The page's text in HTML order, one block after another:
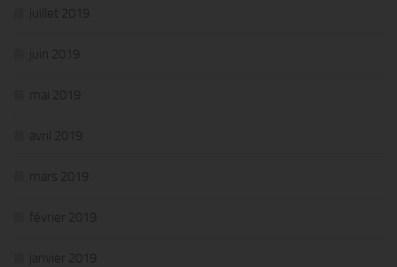
juillet 2019
juin 2019
mai 2019
avril 2019
mars 2019
février 2019
janvier 2019